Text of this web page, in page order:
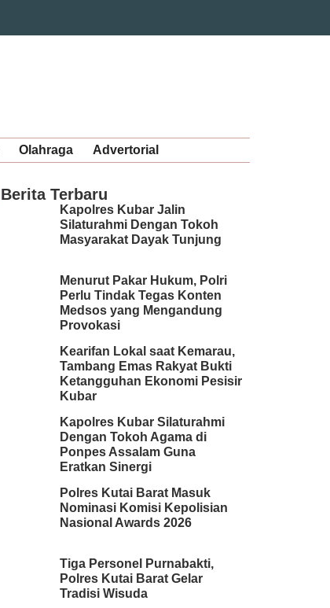
Olahraga Advertorial
Berita Terbaru
Kapolres Kubar Jalin
Silaturahmi Dengan Tokoh
Masyarakat Dayak Tunjung
Menurut Pakar Hukum, Polri
Perlu Tindak Tegas Konten
Medsos yang Mengandung
Provokasi
Kearifan Lokal saat Kemarau,
Tambang Emas Rakyat Bukti
Ketangguhan Ekonomi Pesisir
Kubar
Kapolres Kubar Silaturahmi
Dengan Tokoh Agama di
Ponpes Assalam Guna
Eratkan Sinergi
Polres Kutai Barat Masuk
Nominasi Komisi Kepolisian
Nasional Awards 2026
Tiga Personel Purnabakti,
Polres Kutai Barat Gelar
Tradisi Wisuda